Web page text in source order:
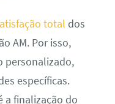
total dos
AM. Por isso,
personalizado,
específicas.
a finalização do